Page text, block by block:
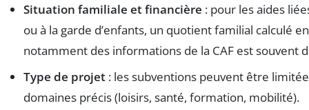
Situation familiale et financière : pour les aides
ou à la garde d’enfants, un quotient familial calculé
notamment des informations de la CAF est souvent
Type de projet : les subventions peuvent être
domaines précis (loisirs, santé, formation, mobilité).